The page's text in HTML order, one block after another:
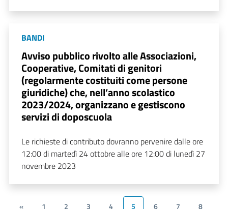
BANDI
Avviso pubblico rivolto alle Associazioni,
Cooperative, Comitati di genitori
(regolarmente costituiti come persone
giuridiche) che, nell’anno scolastico
2023/2024, organizzano e gestiscono
servizi di doposcuola
Le richieste di contributo dovranno pervenire dalle ore
12:00 di martedì 24 ottobre alle ore 12:00 di lunedì 27
novembre 2023
« 1 2 3 4 5 6 7
8